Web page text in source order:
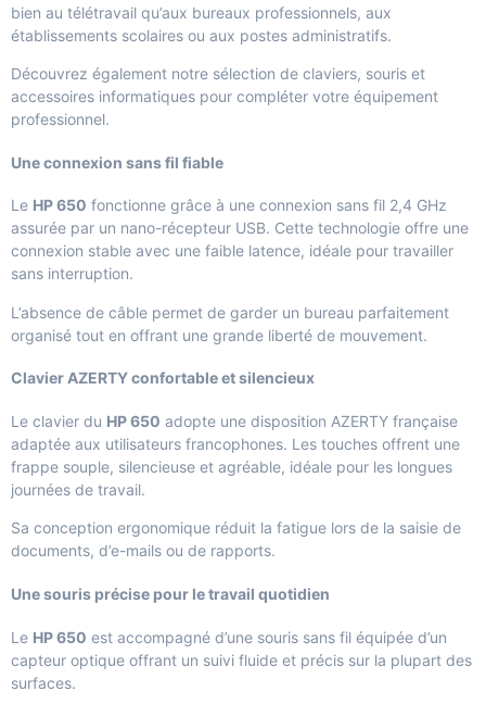
bien au télétravail qu’aux bureaux professionnels, aux
établissements scolaires ou aux postes administratifs.
Découvrez également notre sélection de claviers, souris et
accessoires informatiques pour compléter votre équipement
professionnel.
Une connexion sans fil fiable
Le HP 650 fonctionne grâce à une connexion sans fil 2,4 GHz
assurée par un nano-récepteur USB. Cette technologie offre une
connexion stable avec une faible latence, idéale pour travailler
sans interruption.
L’absence de câble permet de garder un bureau parfaitement
organisé tout en offrant une grande liberté de mouvement.
Clavier AZERTY confortable et silencieux
Le clavier du HP 650 adopte une disposition AZERTY française
adaptée aux utilisateurs francophones. Les touches offrent une
frappe souple, silencieuse et agréable, idéale pour les longues
journées de travail.
Sa conception ergonomique réduit la fatigue lors de la saisie de
documents, d’e-mails ou de rapports.
Une souris précise pour le travail quotidien
Le HP 650 est accompagné d’une souris sans fil équipée d’un
capteur optique offrant un suivi fluide et précis sur la plupart des
surfaces.